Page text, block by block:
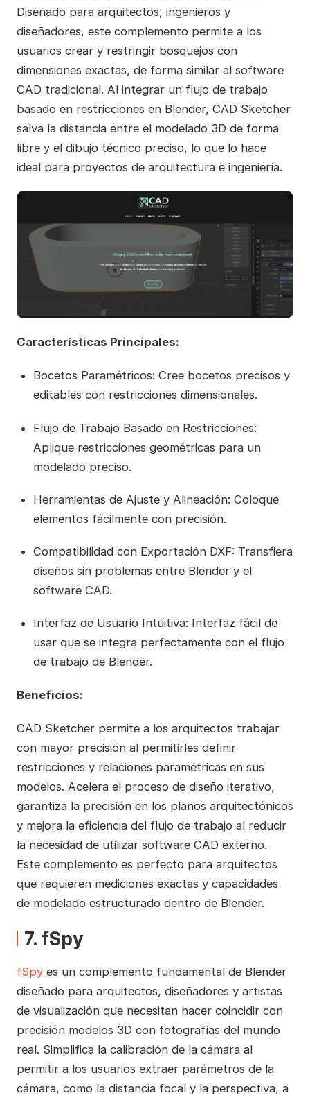
Diseñado para arquitectos, ingenieros y
diseñadores, este complemento permite a los
usuarios crear y restringir bosquejos con
dimensiones exactas, de forma similar al software
CAD tradicional. Al integrar un flujo de trabajo
basado en restricciones en Blender, CAD Sketcher
salva la distancia entre el modelado 3D de forma
libre y el dibujo técnico preciso, lo que lo hace
ideal para proyectos de arquitectura e ingeniería.
Características Principales:
Bocetos Paramétricos: Cree bocetos precisos y
editables con restricciones dimensionales.
Flujo de Trabajo Basado en Restricciones:
Aplique restricciones geométricas para un
modelado preciso.
Herramientas de Ajuste y Alineación: Coloque
elementos fácilmente con precisión.
Compatibilidad con Exportación DXF: Transfiera
diseños sin problemas entre Blender y el
software CAD.
Interfaz de Usuario Intuitiva: Interfaz fácil de
usar que se integra perfectamente con el flujo
de trabajo de Blender.
Beneficios:
CAD Sketcher permite a los arquitectos trabajar
con mayor precisión al permitirles definir
restricciones y relaciones paramétricas en sus
modelos. Acelera el proceso de diseño iterativo,
garantiza la precisión en los planos arquitectónicos
y mejora la eficiencia del flujo de trabajo al reducir
la necesidad de utilizar software CAD externo.
Este complemento es perfecto para arquitectos
que requieren mediciones exactas y capacidades
de modelado estructurado dentro de Blender.
7. fSpy
fSpyes un complemento fundamental de Blender
diseñado para arquitectos, diseñadores y artistas
de visualización que necesitan hacer coincidir con
precisión modelos 3D con fotografías del mundo
real. Simplifica la calibración de la cámara al
permitir a los usuarios extraer parámetros de la
cámara, como la distancia focal y la perspectiva, a